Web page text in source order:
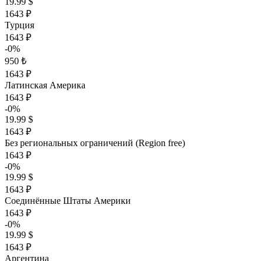
1643 ₽
Турция
1643 ₽
-0%
950 ₺
1643 ₽
Латинская Америка
1643 ₽
-0%
19.99 $
1643 ₽
Без региональных ограничений (Region free)
1643 ₽
-0%
19.99 $
1643 ₽
Соединённые Штаты Америки
1643 ₽
-0%
19.99 $
1643 ₽
Аргентина